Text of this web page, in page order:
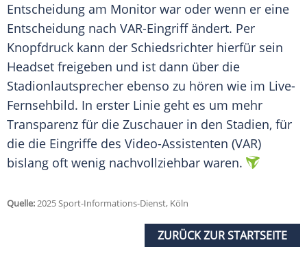
Entscheidung am Monitor war oder wenn er eine
Entscheidung nach VAR-Eingriff ändert. Per
Knopfdruck kann der Schiedsrichter hierfür sein
Headset freigeben und ist dann über die
Stadionlautsprecher ebenso zu hören wie im Live-
Fernsehbild. In erster Linie geht es um mehr
Transparenz für die Zuschauer in den Stadien, für
die die Eingriffe des Video-Assistenten (VAR)
bislang oft wenig nachvollziehbar waren.
Quelle:2025 Sport-Informations-Dienst, Köln
ZURÜCK ZUR STARTSEITE